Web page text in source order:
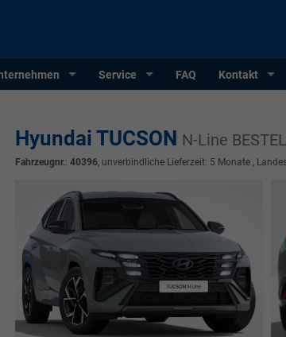
Service FAQ Kontakt
Hyundai TUCSON N-Line
Fahrzeugnr.: 40396, unverbindliche Lieferzeit: 5 Monate,